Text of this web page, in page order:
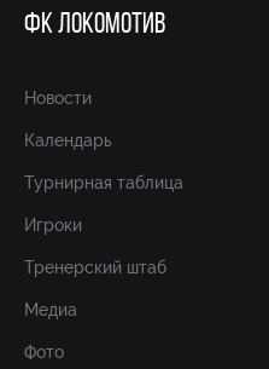
ФК ЛОКОМОТИВ
Новости
Календарь
Турнирная таблица
Игроки
Тренерский штаб
Медиа
Фото